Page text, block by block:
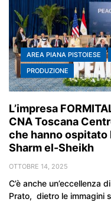
AREA PIANA PISTOIESE
PRODUZIONE
L’impresa
CNA Toscana
che hanno ospitato
Sharm el-Sheikh
OTTOBRE 14, 2025
C’è anche un’eccellenza
Prato, dietro le immagini